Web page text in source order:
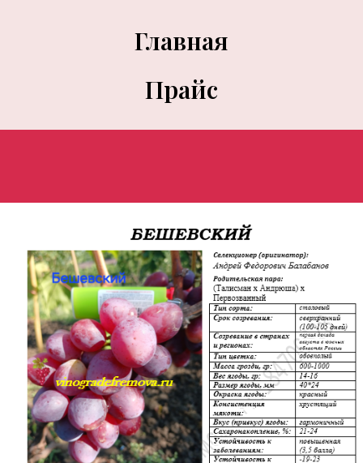
Главная
Прайс